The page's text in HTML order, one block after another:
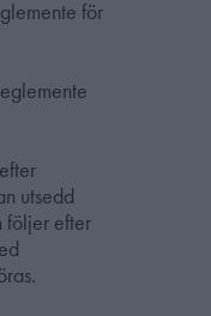
för
utsedd
följer efter